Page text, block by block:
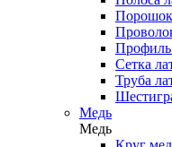
Сетка
Труба
Медь
Медь